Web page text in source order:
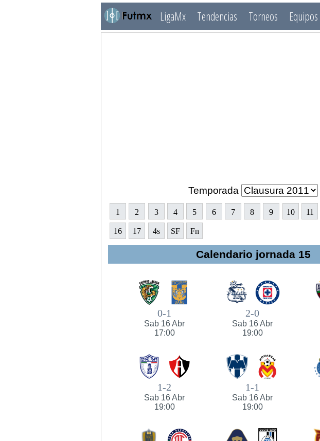
LigaMx Tendencias Torneos Equipos
Temporada
1 2 3 4 5 6 7 8 9 10 11
16 17 4s SF Fn
Calendario jornada 15
0-1
Sab 16 Abr
17:00
2-0
Sab 16 Abr
19:00
1-2
Sab 16 Abr
19:00
1-1
Sab 16 Abr
19:00